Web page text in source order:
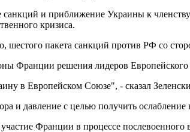
и приближение Украины к
кризиса.
шестого пакета санкций против РФ со
Франции решения лидеров
в Европейском Союзе", - сказал
и давление с целью получить
Франции в процессе послевоенного